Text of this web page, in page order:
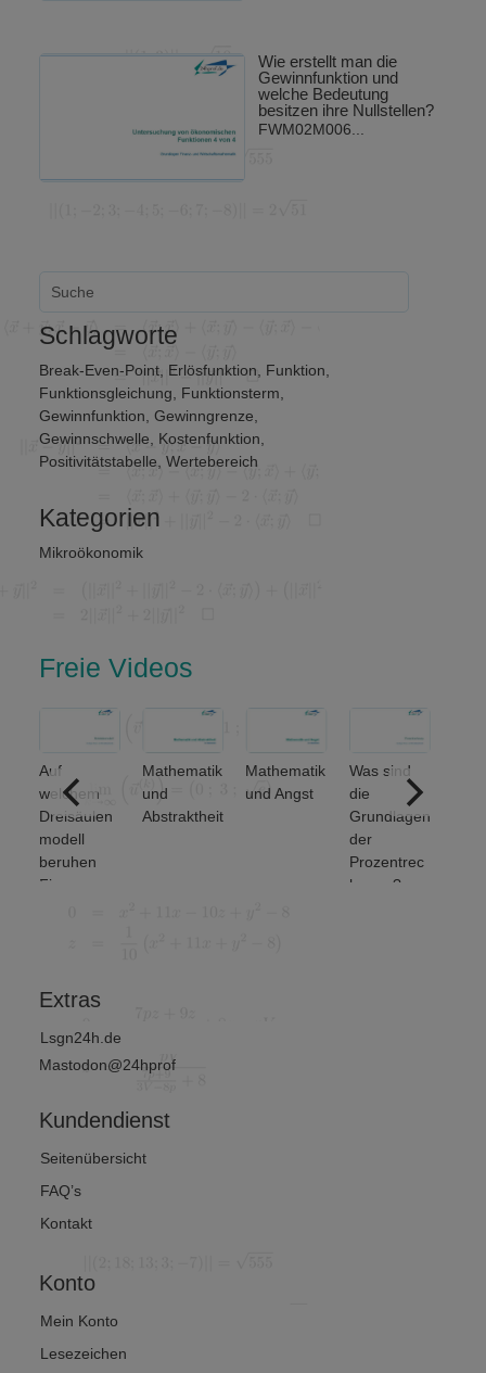
Wie erstellt man die
Gewinnfunktion und
welche Bedeutung
besitzen ihre Nullstellen?
FWM02M006...
Schlagworte
Break-Even-Point, Erlösfunktion, Funktion,
Funktionsgleichung, Funktionsterm,
Gewinnfunktion, Gewinngrenze,
Gewinnschwelle, Kostenfunktion,
Positivitätstabelle, Wertebereich
Kategorien
Mikroökonomik
Freie Videos
Auf
welchem
Dreisäulen
modell
beruhen
Finanz-
Mathematik
und
Abstraktheit
Mathematik
und Angst
Was sind
die
Grundlagen
der
Prozentrec
hnung?
Extras
Lsgn24h.de
Mastodon@24hprof
Kundendienst
Seitenübersicht
FAQ’s
Kontakt
Konto
Mein Konto
Lesezeichen